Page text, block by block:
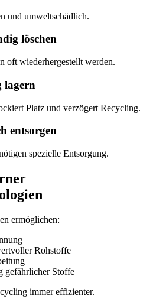
und umweltschädlich.
löschen
oft wiederhergestellt werden.
lagern
Platz und verzögert Recycling.
entsorgen
spezielle Entsorgung.
ermöglichen:
Rohstoffe
gefährlicher Stoffe
immer effizienter.